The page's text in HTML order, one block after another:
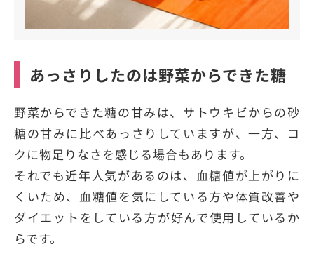
あっさりしたのは野菜からできた糖
野菜からできた糖の甘みは、サトウキビからの砂
糖の甘みに比べあっさりしていますが、一方、コ
クに物足りなさを感じる場合もあります。
それでも近年人気があるのは、血糖値が上がりに
くいため、血糖値を気にしている方や体質改善や
ダイエットをしている方が好んで使用しているか
らです。